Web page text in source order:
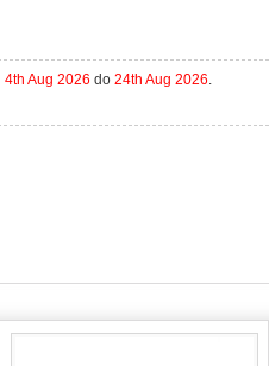
4th Aug 2026 do 24th Aug 2026.